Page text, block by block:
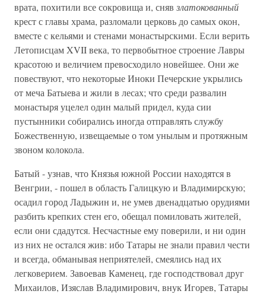
врата, похитили все сокровища и, сняв златокованный
крест с главы храма, разломали церковь до самых окон,
вместе с кельями и стенами монастырскими. Если верить
Летописцам XVII века, то первобытное строение Лавры
красотою и величием превосходило новейшее. Они же
повествуют, что некоторые Иноки Печерские укрылись
от меча Батыева и жили в лесах; что среди развалин
монастыря уцелел один малый придел, куда сии
пустынники собирались иногда отправлять службу
Божественную, извещаемые о том унылым и протяжным
звоном колокола.
Батый - узнав, что Князья южной России находятся в
Венгрии, - пошел в область Галицкую и Владимирскую;
осадил город Ладыжин и, не умев двенадцатью орудиями
разбить крепких стен его, обещал помиловать жителей,
если они сдадутся. Несчастные ему поверили, и ни один
из них не остался жив: ибо Татары не знали правил чести
и всегда, обманывая неприятелей, смеялись над их
легковерием. Завоевав Каменец, где господствовал друг
Михаилов, Изяслав Владимирович, внук Игорев, Татары